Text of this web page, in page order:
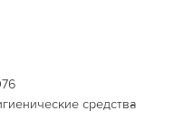
средства